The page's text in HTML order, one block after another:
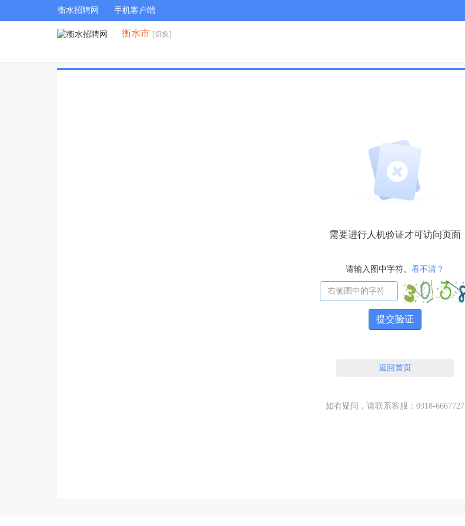
衡水招聘网 手机客户端
衡水市 [切换]
需要进行人机验证才可访问页面
请输入图中字符。 看不清？
提交验证
返回首页
如有疑问，请联系客服：0318-6667727